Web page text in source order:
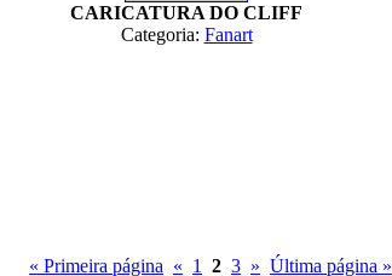
CARICATURA DO CLIFF
Categoria: Fanart
« Primeira página « 1 2 3 » Última página »